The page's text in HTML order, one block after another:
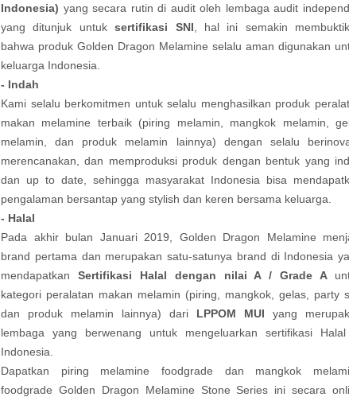
Indonesia) yang secara rutin di audit oleh lembaga audit
yang ditunjuk untuksertifikasi SNI , hal ini semakin
bahwa produk Golden Dragon Melamine selalu aman digunakan
keluarga Indonesia.
- Indah
Kami selalu berkomitmen untuk selalu menghasilkan produk
makan melamine terbaik (piring melamin, mangkok melamin,
melamin, dan produk melamin lainnya) dengan selalu
merencanakan, dan memproduksi produk dengan bentuk yang
dan up to date, sehingga masyarakat Indonesia bisa
pengalaman bersantap yang stylish dan keren bersama keluarga.
- Halal
Pada akhir bulan Januari 2019, Golden Dragon Melamine
brand pertama dan merupakan satu-satunya brand di Indonesia
mendapatkan Sertifikasi Halal dengan nilai A / Grade A
kategori peralatan makan melamin (piring, mangkok, gelas, party
dan produk melamin lainnya) dari LPPOM MUI yang
lembaga yang berwenang untuk mengeluarkan sertifikasi
Indonesia.
Dapatkan piring melamine foodgrade dan mangkok
foodgrade Golden Dragon Melamine Stone Series ini secara